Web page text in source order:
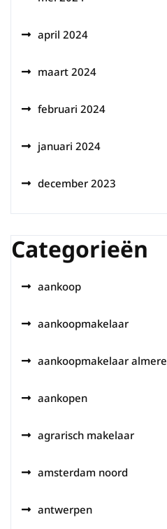
april 2024
maart 2024
februari 2024
januari 2024
december 2023
Categorieën
aankoop
aankoopmakelaar
aankoopmakelaar almere
aankopen
agrarisch makelaar
amsterdam noord
antwerpen